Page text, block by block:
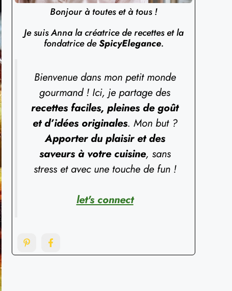
Bonjour à toutes et à tous !
Je suis Anna la créatrice de recettes et la
fondatrice deSpicyElegance.
Bienvenue dans mon petit monde
gourmand ! Ici, je partage des
recettes faciles, pleines de goût
et d’idées originales. Mon but ?
Apporter du plaisir et des
saveurs à votre cuisine, sans
stress et avec une touche de fun !
let's connect